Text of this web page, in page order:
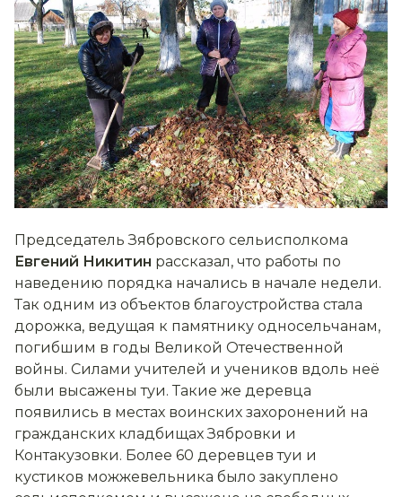
Председатель Зябровского сельисполкома
Евгений Никитин рассказал, что работы по
наведению порядка начались в начале недели.
Так одним из объектов благоустройства стала
дорожка, ведущая к памятнику односельчанам,
погибшим в годы Великой Отечественной
войны. Силами учителей и учеников вдоль неё
были высажены туи. Такие же деревца
появились в местах воинских захоронений на
гражданских кладбищах Зябровки и
Контакузовки. Более 60 деревцев туи и
кустиков можжевельника было закуплено